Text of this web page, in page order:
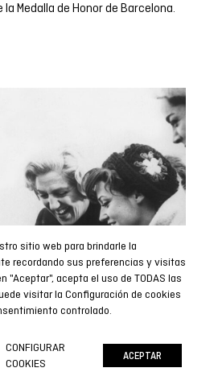
Medalla de Honor de Barcelona.
sitio web para brindarle la
recordando sus preferencias y visitas
"Aceptar", acepta el uso de TODAS las
visitar la Configuración de cookies
controlado.
CONFIGURAR
COOKIES
ACEPTAR